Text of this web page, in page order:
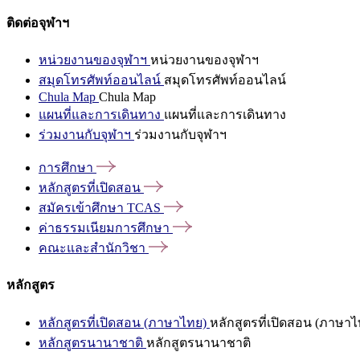
ติดต่อจุฬาฯ
หน่วยงานของจุฬาฯ หน่วยงานของจุฬาฯ
สมุดโทรศัพท์ออนไลน์ สมุดโทรศัพท์ออนไลน์
Chula Map Chula Map
แผนที่และการเดินทาง แผนที่และการเดินทาง
ร่วมงานกับจุฬาฯ ร่วมงานกับจุฬาฯ
การศึกษา
หลักสูตรที่เปิดสอน
สมัครเข้าศึกษา TCAS
ค่าธรรมเนียมการศึกษา
คณะและสำนักวิชา
หลักสูตร
หลักสูตรที่เปิดสอน (ภาษาไทย) หลักสูตรที่เปิดสอน (ภาษาไ
หลักสูตรนานาชาติ หลักสูตรนานาชาติ